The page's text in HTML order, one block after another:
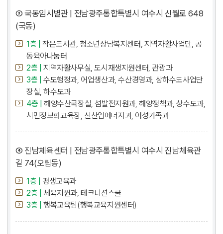
③ 국동임시별관 | 전남광주통합특별시 여수시 신월로 648
(국동)
1층 |
작은도서관, 청소년상담복지센터, 지역자활사업단, 공
동육아나눔터
2층 |
지역자활사무실, 도시재생지원센터, 관광과
3층 |
수도행정과, 어업생산과, 수산경영과, 상하수도사업단
장실, 하수도과
4층 |
해양수산국장실, 섬발전지원과, 해양정책과, 상수도과,
시민정보화교육장, 신산업에너지과, 여성가족과
④ 진남체육센터 | 전남광주통합특별시 여수시 진남체육관
길 74(오림동)
1층 |
평생교육과
2층 |
체육지원과, 테크니션스쿨
3층 |
행복교육팀(행복교육지원센터)